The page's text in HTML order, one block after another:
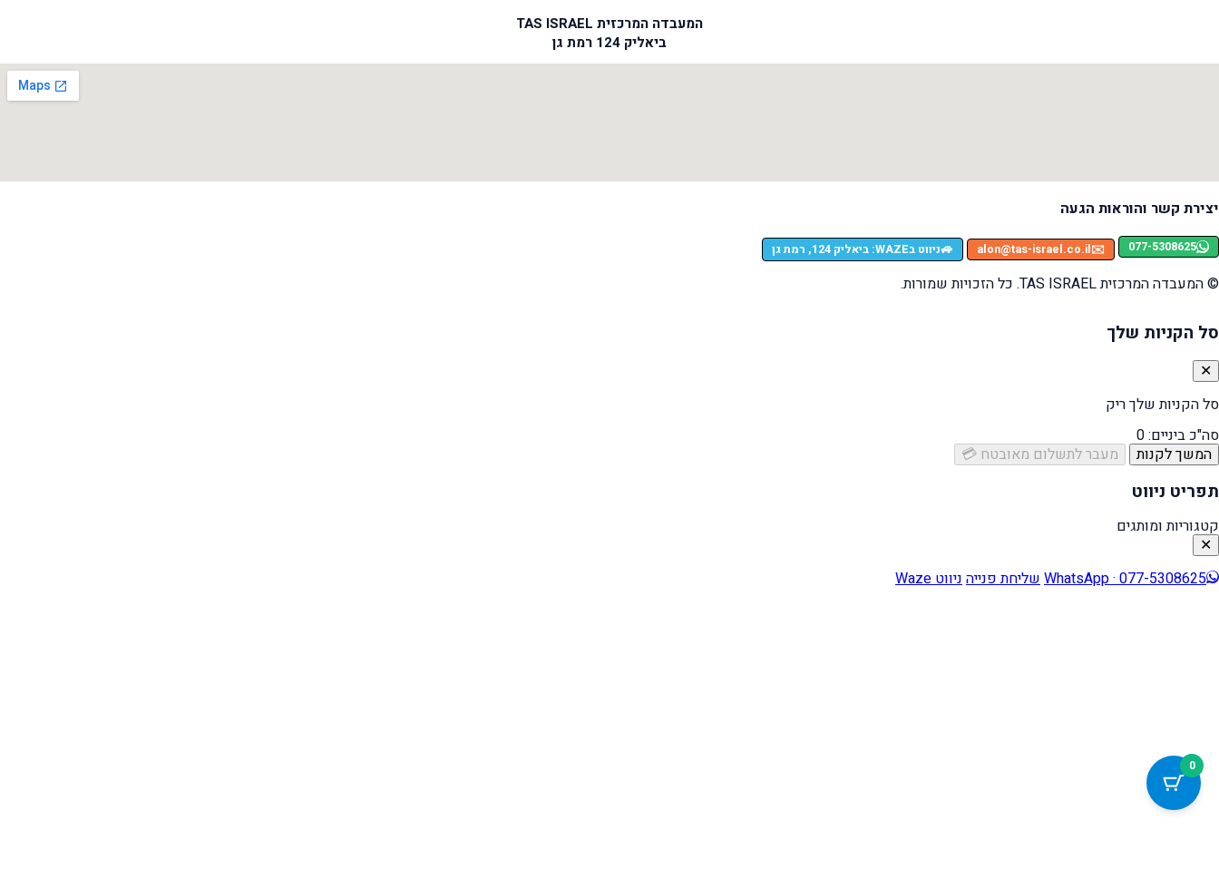
המעבדה המרכזית TAS ISRAEL
ביאליק 124 רמת גן
יצירת קשר והוראות הגעה
077-5308625
✉️
alon@tas-israel.co.il
🚙ניווט בWAZE: ביאליק 124, רמת גן
© המעבדה המרכזית TAS ISRAEL. כל הזכויות שמורות.
סל הקניות שלך
✕
סל הקניות שלך ריק
סה"כ ביניים:0
המשך לקנות
מעבר לתשלום מאובטח 💳
תפריט ניווט
קטגוריות ומותגים
✕
WhatsApp · 077-5308625שליחת פנייהניווט Waze
0